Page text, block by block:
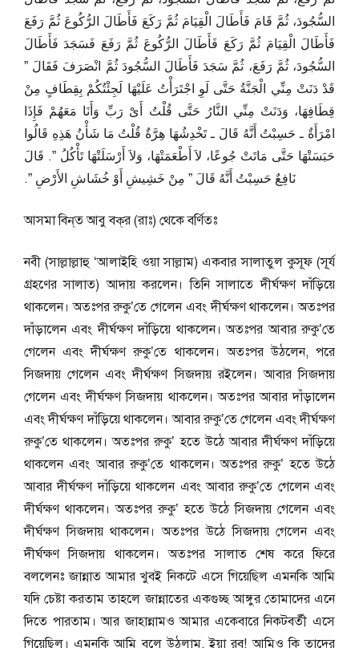
السُّجُودَ، ثُمَّ قَامَ فَأَطَالَ الْقِيَامَ ثُمَّ رَكَعَ فَأَطَالَ الرُّكُوعَ ثُمَّ رَفَعَ
فَأَطَالَ الْقِيَامَ ثُمَّ رَكَعَ فَأَطَالَ الرُّكُوعَ ثُمَّ رَفَعَ فَسَجَدَ فَأَطَالَ
السُّجُودَ، ثُمَّ رَفَعَ، ثُمَّ سَجَدَ فَأَطَالَ السُّجُودَ ثُمَّ انْصَرَفَ فَقَالَ ‏”‏
قَدْ دَنَتْ مِنِّي الْجَنَّةُ حَتَّى لَوِ اجْتَرَأْتُ عَلَيْهَا لَجِئْتُكُمْ بِقِطَافٍ مِنْ
قِطَافِهَا، وَدَنَتْ مِنِّي النَّارُ حَتَّى قُلْتُ أَىْ رَبِّ وَأَنَا مَعَهُمْ فَإِذَا
امْرَأَةٌ ـ حَسِبْتُ أَنَّهُ قَالَ ـ تَخْدِشُهَا هِرَّةٌ قُلْتُ مَا شَأْنُ هَذِهِ قَالُوا
حَبَسَتْهَا حَتَّى مَاتَتْ جُوعًا، لاَ أَطْعَمَتْهَا، وَلاَ أَرْسَلَتْهَا تَأْكُلُ ‏”‏‏.‏ قَالَ
نَافِعٌ حَسِبْتُ أَنَّهُ قَالَ ‏”‏ مِنْ خَشِيشِ أَوْ خُشَاشِ الأَرْضِ ‏”‏‏.‏
আসমা বিন্‌ত আবু বক্‌র (রাঃ) থেকে বর্ণিতঃ
নবী (সাল্লাল্লাহু ‘আলাইহি ওয়া সাল্লাম) একবার সালাতুল কুসূফ (সূর্য
গ্রহণের সালাত) আদায় করলেন। তিনি সালাতে দীর্ঘক্ষণ দাঁড়িয়ে
থাকলেন। অতঃপর রুকু’তে গেলেন এবং দীর্ঘক্ষণ থাকলেন। অতঃপর
দাঁড়ালেন এবং দীর্ঘক্ষণ দাঁড়িয়ে থাকলেন। অতঃপর আবার রুকু’তে
গেলেন এবং দীর্ঘক্ষণ রুকু’তে থাকলেন। অতঃপর উঠলেন, পরে
সিজদায় গেলেন এবং দীর্ঘক্ষণ সিজদায় রইলেন। আবার সিজদায়
গেলেন এবং দীর্ঘক্ষণ সিজদায় থাকলেন। অতঃপর আবার দাঁড়ালেন
এবং দীর্ঘক্ষণ দাঁড়িয়ে থাকলেন। আবার রুকু’তে গেলেন এবং দীর্ঘক্ষণ
রুকু’তে থাকলেন। অতঃপর রুকু’ হতে উঠে আবার দীর্ঘক্ষণ দাঁড়িয়ে
থাকলেন এবং আবার রুকু’তে থাকলেন। অতঃপর রুকু’ হতে উঠে
আবার দীর্ঘক্ষণ দাঁড়িয়ে থাকলেন এবং আবার রুকু’তে গেলেন এবং
দীর্ঘক্ষণ থাকলেন। অতঃপর রুকু’ হতে উঠে সিজদায় গেলেন এবং
দীর্ঘক্ষণ সিজদায় থাকলেন। অতঃপর উঠে সিজদায় গেলেন এবং
দীর্ঘক্ষণ সিজদায় থাকলেন। অতঃপর সালাত শেষ করে ফিরে
বললেনঃ জান্নাত আমার খুবই নিকটে এসে গিয়েছিল এমনকি আমি
যদি চেষ্টা করতাম তাহলে জান্নাতের একগুচ্ছ আঙ্গুর তোমাদের এনে
দিতে পারতাম। আর জাহান্নামও আমার একেবারে নিকটবর্তী এসে
গিয়েছিল। এমনকি আমি বলে উঠলাম, ইয়া রব! আমিও কি তাদের